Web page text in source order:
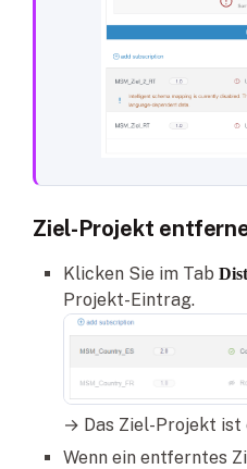
Ziel-Projekt
Klicken Sie im Tab
Projekt-Eintrag.
→ Das Ziel-Projekt
Wenn ein entferntes